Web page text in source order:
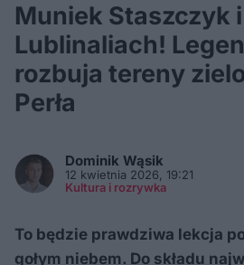
Muniek Staszczyk
Lublinaliach!
rozbuja tereny
Perła
Dominik Wąsik
12 kwietnia 2026, 19:21
Kultura i rozrywka
To będzie prawdziwa lekcja
gołym niebem. Do składu